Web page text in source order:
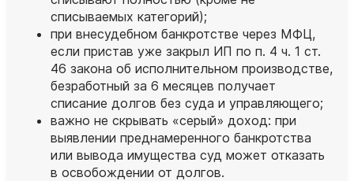
списываемых категорий);
при внесудебном банкротстве через МФЦ,
если пристав уже закрыл ИП по п. 4 ч. 1 ст.
46 закона об исполнительном производстве,
безработный за 6 месяцев получает
списание долгов без суда и управляющего;
важно не скрывать «серый» доход: при
выявлении преднамеренного банкротства
или вывода имущества суд может отказать
в освобождении от долгов.